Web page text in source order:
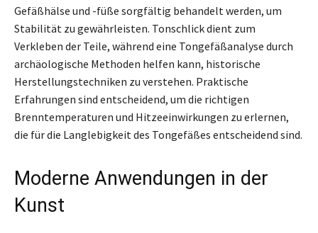
Gefäßhälse und -füße sorgfältig behandelt werden, um
Stabilität zu gewährleisten. Tonschlick dient zum
Verkleben der Teile, während eine Tongefäßanalyse durch
archäologische Methoden helfen kann, historische
Herstellungstechniken zu verstehen. Praktische
Erfahrungen sind entscheidend, um die richtigen
Brenntemperaturen und Hitzeeinwirkungen zu erlernen,
die für die Langlebigkeit des Tongefäßes entscheidend sind.
Moderne Anwendungen in der
Kunst